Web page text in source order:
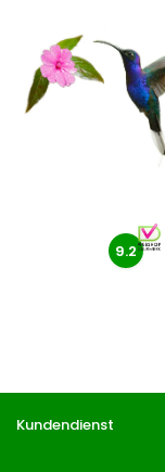
9.2
Kundendienst